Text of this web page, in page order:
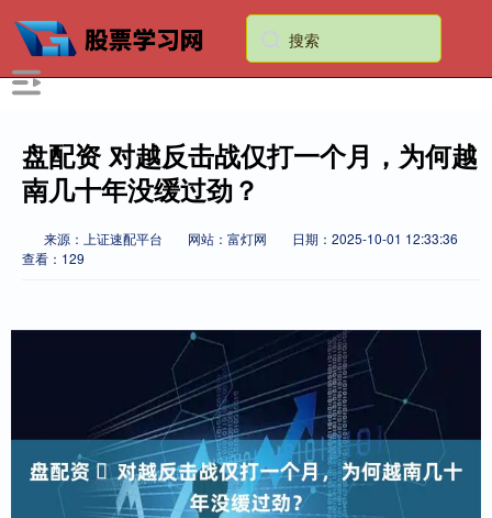
盘配资 ​对越反击战仅打一个月，为何越
南几十年没缓过劲？
来源：上证速配平台 网站：富灯网
日期：2025-10-01 12:33:36
查看：129